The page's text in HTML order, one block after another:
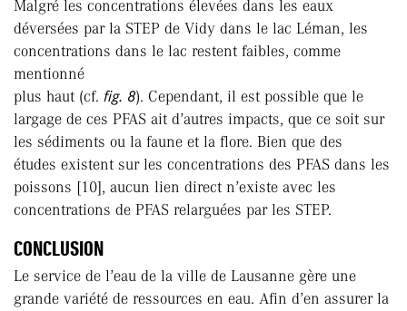
Malgré les concentrations élevées dans les eaux
déversées par la STEP de Vidy dans le lac Léman, les
concentrations dans le lac restent faibles, comme
mentionné
plus haut (cf. fig. 8). Cependant, il est possible que le
largage de ces PFAS ait d’autres impacts, que ce soit sur
les sédiments ou la faune et la flore. Bien que des
études existent sur les concentrations des PFAS dans les
poissons [10], aucun lien direct n’existe avec les
concentrations de PFAS relarguées par les STEP.
CONCLUSION
Le service de l’eau de la ville de Lausanne gère une
grande variété de ressources en eau. Afin d’en assurer la